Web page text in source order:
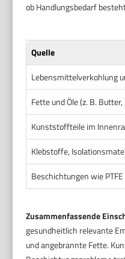
ob Handlungsbedarf
Quelle
Lebensmittelverkohlung
Fette und Öle (z. B.
Kunststoffteile im
Klebstoffe,
Beschichtungen wie
Zusammenfassende
gesundheitlich relevante
und angebrannte Fette.